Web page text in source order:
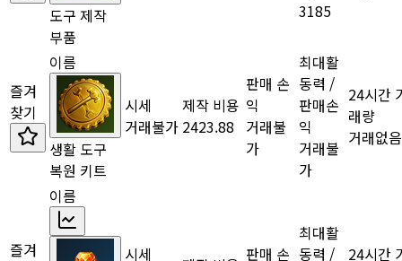
도구 제작
부품
3185
즐겨
찾기
이름
생활 도구
복원 키트
시세
거래불가
제작 비용
2423.88
판매 손
익
거래불
가
최대활
동력 /
판매손
익
거래불
가
24시간
래량
거래없음
즐겨
이름
시세 판매 손
최대활
동력 /
24시간